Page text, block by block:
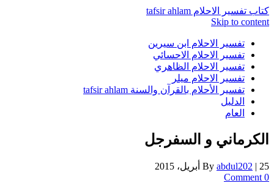
كتاب تفسير الاحلام tafsir ahlam
Skip to content
تفسير الاحلام ابن سيرين
تفسير الاحلام الاحسائي
تفسير الاحلام الظاهري
تفسير الاحلام ميلر
تفسير الأحلام بالقرآن والسنة tafsir ahlam
الدليل
العام
الكرماني و السفرجل
By abdul202 | 25 أبريل، 2015
0 Comment